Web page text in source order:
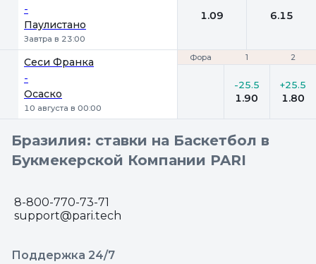
-
Паулистано
Завтра в 23:00
1.09 6.15
Фора 1 2
Сеси Франка
-
Осаско
10 августа в 00:00
Фора 1 2
-25.5
1.90
+25.5
1.80
Бразилия: ставки на Баскетбол в
Букмекерской Компании PARI
8-800-770-73-71
support@pari.tech
Поддержка 24/7